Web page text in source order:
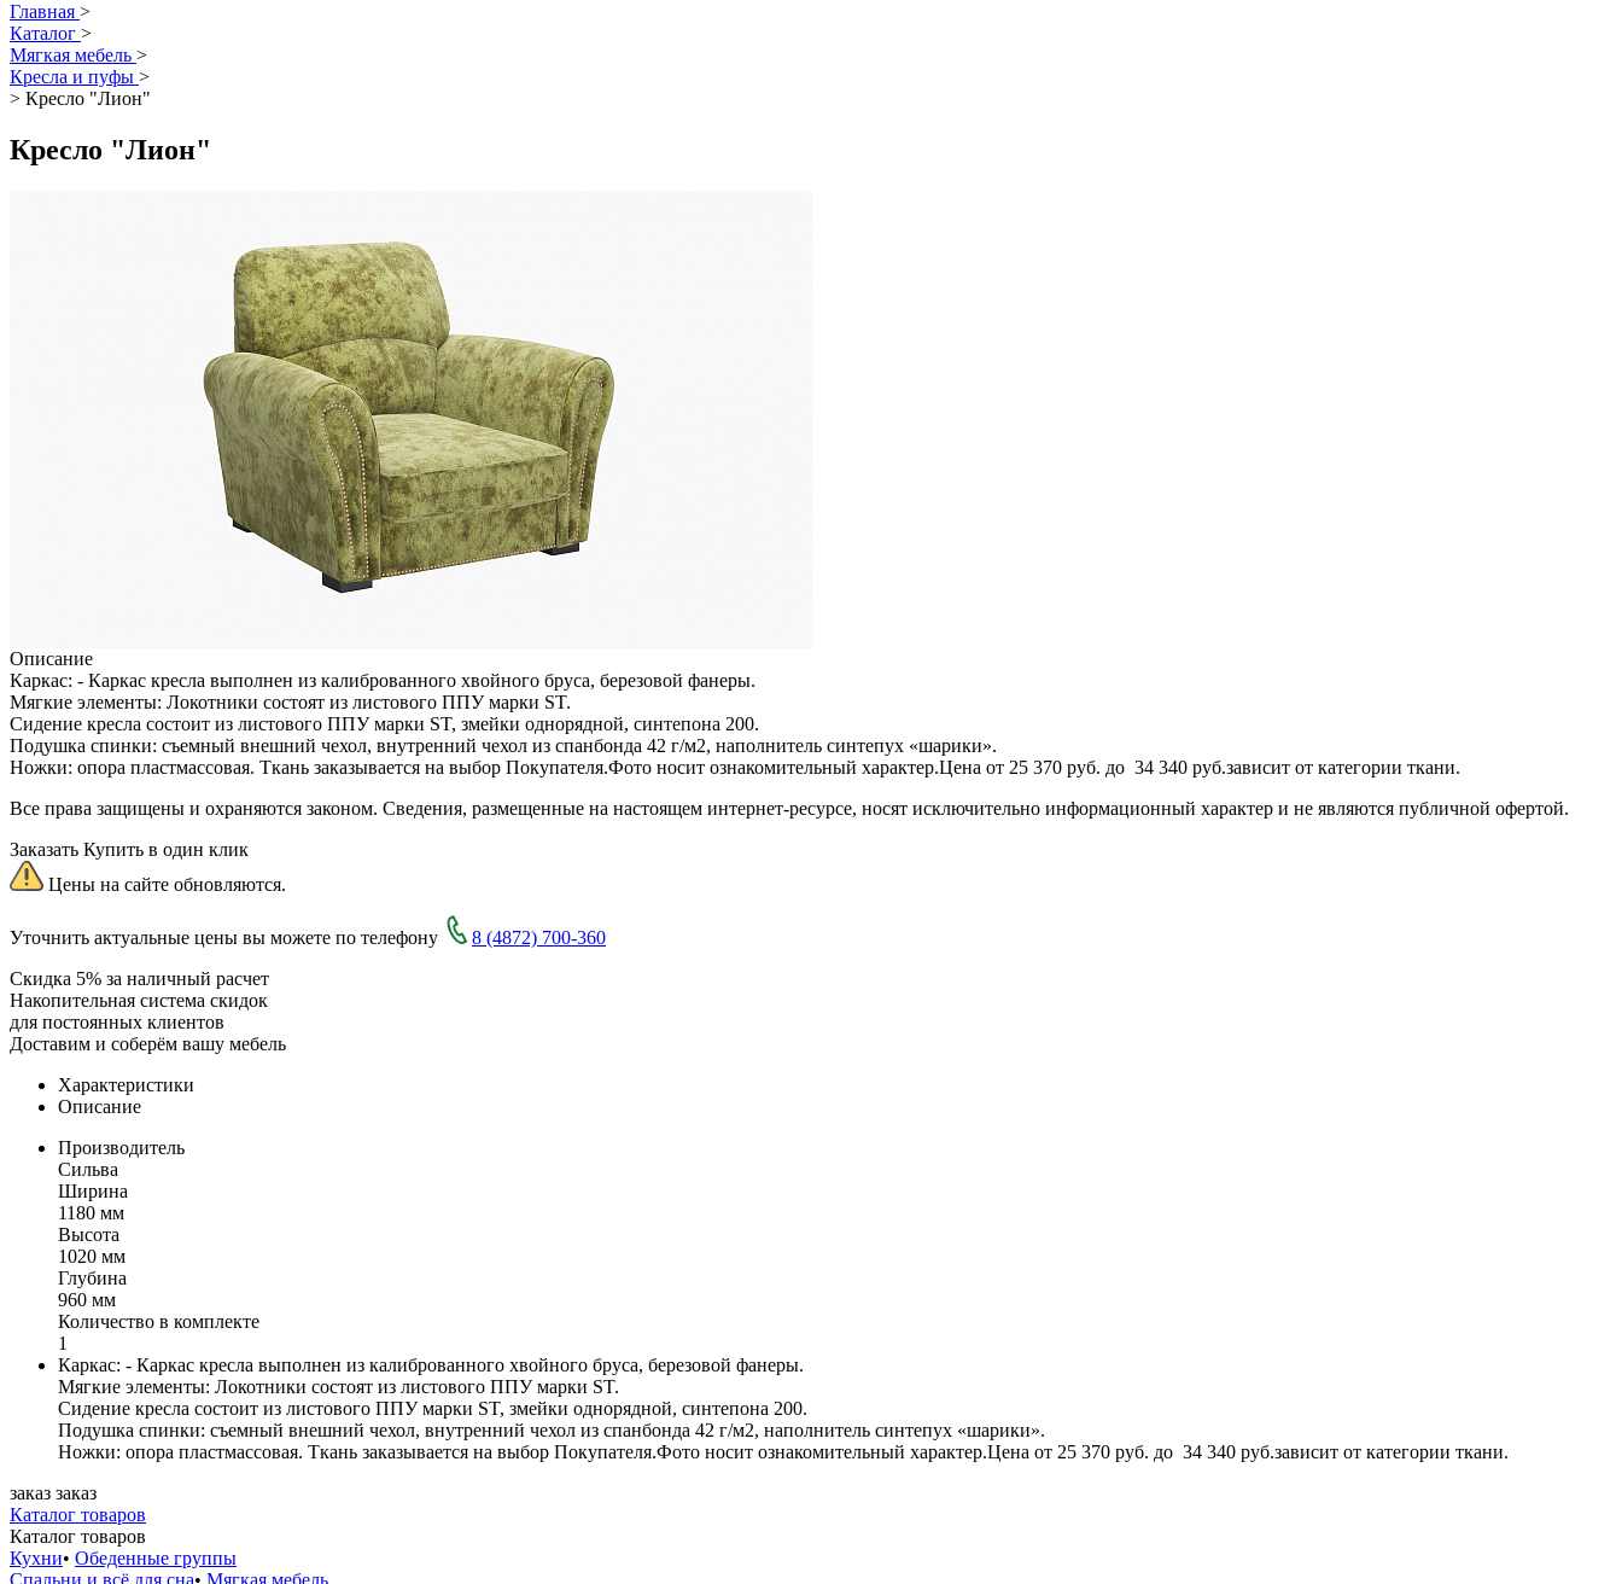
Главная >
Каталог >
Мягкая мебель >
Кресла и пуфы >
> Кресло "Лион"
Кресло "Лион"
Описание
Каркас: - Каркас кресла выполнен из калиброванного хвойного бруса, березовой фанеры.
Мягкие элементы: Локотники состоят из листового ППУ марки ST.
Сидение кресла состоит из листового ППУ марки ST, змейки однорядной, синтепона 200.
Подушка спинки: съемный внешний чехол, внутренний чехол из спанбонда 42 г/м2, наполнитель синтепух «шарики».
Ножки: опора пластмассовая. Ткань заказывается на выбор Покупателя.Фото носит ознакомительный характер.Цена от 25 370 руб. до 34 340 руб.зависит от категории ткани.
Все права защищены и охраняются законом. Сведения, размещенные на настоящем интернет-ресурсе, носят исключительно информационный характер и не являются публичной офертой.
Заказать Купить в один клик
Цены на сайте обновляются.
Уточнить актуальные цены вы можете по телефону
8 (4872) 700-360
Скидка 5% за наличный расчет
Накопительная система скидок
для постоянных клиентов
Доставим и соберём вашу мебель
Характеристики
Описание
Производитель
Сильва
Ширина
1180 мм
Высота
1020 мм
Глубина
960 мм
Количество в комплекте
1
Каркас: - Каркас кресла выполнен из калиброванного хвойного бруса, березовой фанеры.
Мягкие элементы: Локотники состоят из листового ППУ марки ST.
Сидение кресла состоит из листового ППУ марки ST, змейки однорядной, синтепона 200.
Подушка спинки: съемный внешний чехол, внутренний чехол из спанбонда 42 г/м2, наполнитель синтепух «шарики».
Ножки: опора пластмассовая. Ткань заказывается на выбор Покупателя.Фото носит ознакомительный характер.Цена от 25 370 руб. до 34 340 руб.зависит от категории ткани.
заказ заказ
Каталог товаров
Каталог товаров
Кухни• Обеденные группы
Спальни и всё для сна• Мягкая мебель